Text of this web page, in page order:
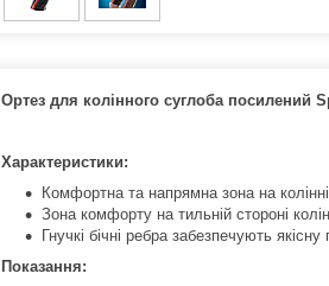
Ортез для колінного суглоба посилений
Характеристики:
Комфортна та напрямна зона на
Зона комфорту на тильній стороні
Гнучкі бічні ребра забезпечують якісну
Показання: